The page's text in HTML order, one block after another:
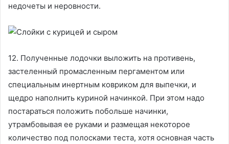
недочеты и неровности.
12. Полученные лодочки выложить на противень,
застеленный промасленным пергаментом или
специальным инертным ковриком для выпечки, и
щедро наполнить куриной начинкой. При этом надо
постараться положить побольше начинки,
утрамбовывая ее руками и размещая некоторое
количество под полосками теста, хотя основная часть